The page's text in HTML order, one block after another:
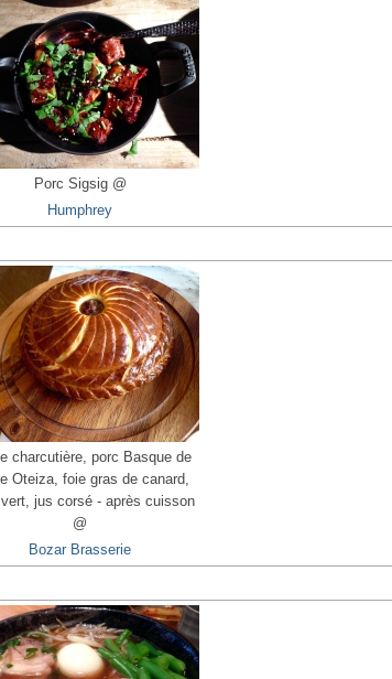
Porc Sigsig @
Humphrey
charcutière, porc Basque de
Oteiza, foie gras de canard,
jus corsé - après cuisson
@
Bozar Brasserie